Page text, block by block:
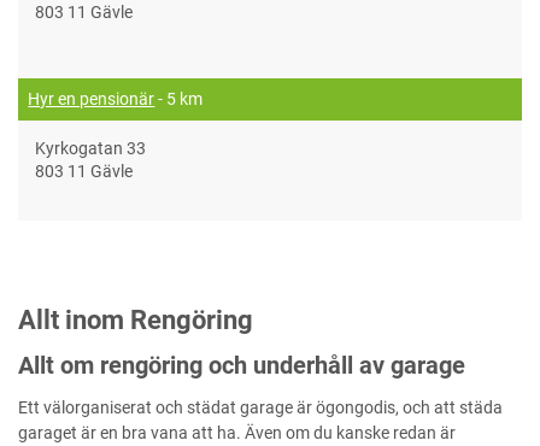
803 11 Gävle
Hyr en pensionär- 5 km
Kyrkogatan 33
803 11 Gävle
Allt inom Rengöring
Allt om rengöring och underhåll av garage
Ett välorganiserat och städat garage är ögongodis, och att städa
garaget är en bra vana att ha. Även om du kanske redan är